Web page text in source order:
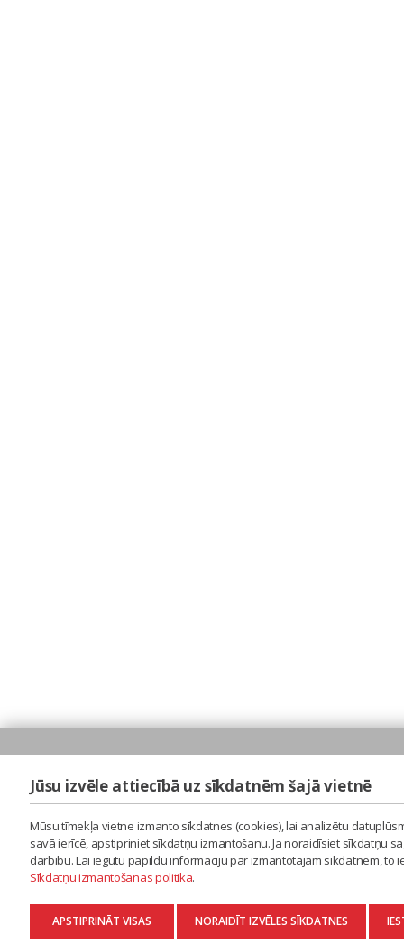
Jūsu izvēle attiecībā uz sīkdatnēm šajā vietnē
Mūsu tīmekļa vietne izmanto sīkdatnes (cookies), lai analizētu
savā ierīcē, apstipriniet sīkdatņu izmantošanu. Ja noraidīsiet sīkdatņu
darbību. Lai iegūtu papildu informāciju par izmantotajām sīkdatnēm,
Sīkdatņu izmantošanas politika.
APSTIPRINĀT VISAS NORAIDĪT IZVĒLES SĪKDATNES